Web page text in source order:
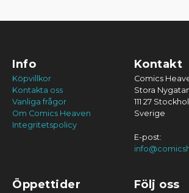
Info
Köpvillkor
Kontakta oss
Vanliga frågor
Om Comics Heaven
Integritetspolicy
Kontakt
Comics
Stora
111 27
Sverige
E-post:
Öppettider Följ oss